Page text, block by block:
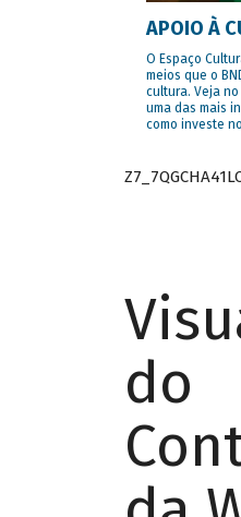
APOIO À
O Espaço
meios que o
cultura. Veja no
uma das mais
como investe
do